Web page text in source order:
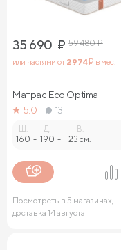
35 690 ₽ 59 480₽
или частями от 2 974₽ в мес.
Матрас Eco Optima
5.0
13
160 -
Д.
190 -
В.
23 см.
Посмотреть в 5 магазинах,
доставка 14 августа